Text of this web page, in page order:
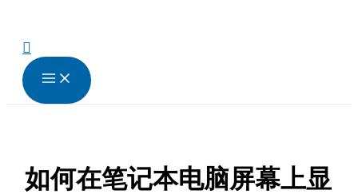
搜
索
如何在笔记本电脑屏幕上显